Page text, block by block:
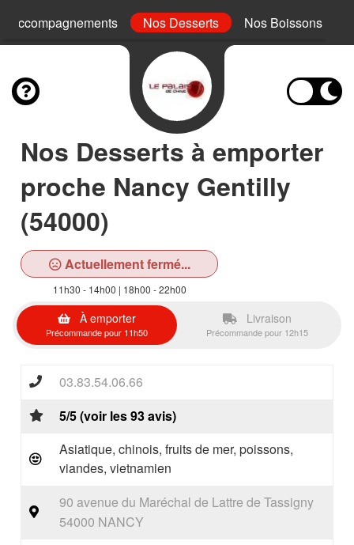
Accompagnements Nos Desserts Nos Boissons
Nos Desserts à emporter
proche Nancy Gentilly
(54000)
Actuellement fermé...
11h30 - 14h00 | 18h00 - 22h00
À emporter
Précommande pour 11h50
Livraison
Précommande pour 12h15
03.83.54.06.66
5/5 (voir les 93 avis)
Asiatique, chinois, fruits de mer, poissons,
viandes, vietnamien
90 avenue du Maréchal de Lattre de Tassigny
54000 NANCY